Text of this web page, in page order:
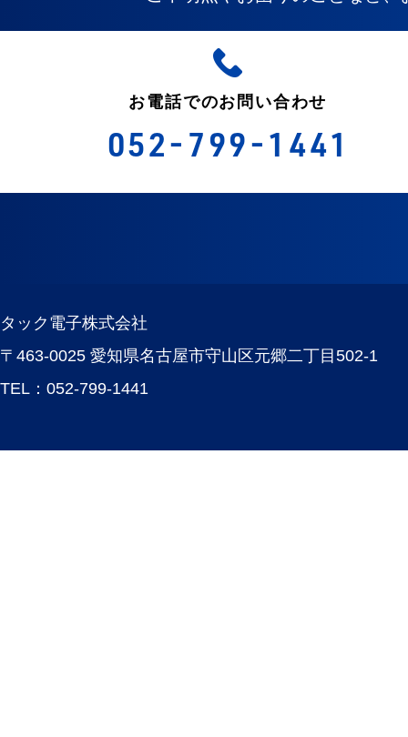
お電話でのお問い合わせ
052-799-1441
タック電子株式会社
〒463-0025 愛知県名古屋市守山区元郷二丁目502-1
TEL： 052-799-1441